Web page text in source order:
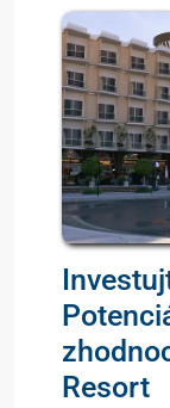
Resort